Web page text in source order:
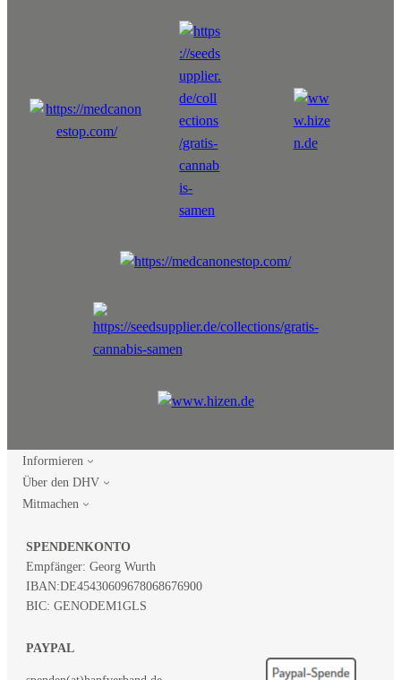
Informieren
Über den DHV
Mitmachen
SPENDENKONTO
Empfänger: Georg Wurth
IBAN:DE45430609678068676900
BIC: GENODEM1GLS
PAYPAL